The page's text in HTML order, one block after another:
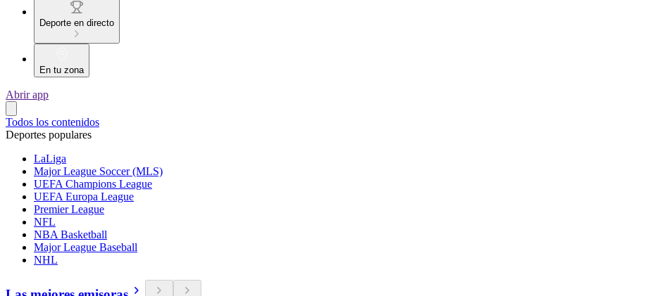
Deporte en directo
En tu zona
Abrir app
Todos los contenidos
Deportes populares
LaLiga
Major League Soccer (MLS)
UEFA Champions League
UEFA Europa League
Premier League
NFL
NBA Basketball
Major League Baseball
NHL